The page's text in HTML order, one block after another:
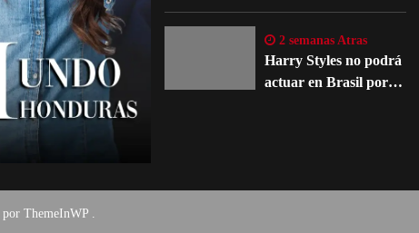
detalle importante en
2 semanas Atras
Harry Styles no podrá
actuar en Brasil por
por ThemeInWP .